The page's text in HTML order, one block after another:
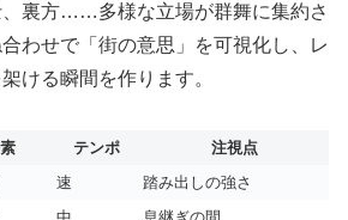
裏方……多様な立場が群舞に集約さ
わせで「街の意思」を可視化し、レ
ける瞬間を作ります。
テンポ
注視点
速
踏み出しの強さ